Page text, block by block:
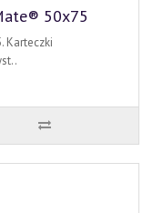
50x75
Karteczki